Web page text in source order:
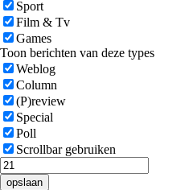
Sport
Film & Tv
Games
Toon berichten van deze types
Weblog
Column
(P)review
Special
Poll
Scrollbar gebruiken
opslaan